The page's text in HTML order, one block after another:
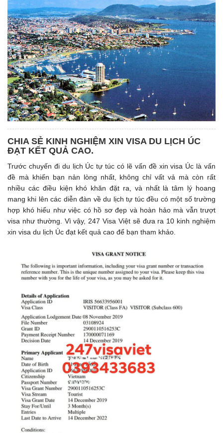
CHIA SẺ KINH NGHIỆM XIN VISA DU LỊCH ÚC
ĐẠT KẾT QUẢ CAO.
Trước chuyến đi du lịch Úc tự túc có lẽ vấn đề xin visa Úc là vấn
đề mà khiến bạn nản lòng nhất, không chỉ vất vả mà còn rất
nhiều các điều kiện khó khăn đặt ra, và nhất là tâm lý hoang
mang khi lên các diễn đàn về du lịch tự túc đều có một số trường
hợp khó hiểu như việc có hồ sơ đẹp và hoàn hảo mà vẫn trượt
visa như thường. Vì vậy, 247 Visa Việt sẽ đưa ra 10 kinh nghiệm
xin visa du lịch Úc đạt kết quả cao để bạn tham khảo.